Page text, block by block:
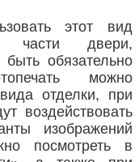
этот вид
части двери,
обязательно
можно
отделки, при
воздействовать
изображений
посмотреть в